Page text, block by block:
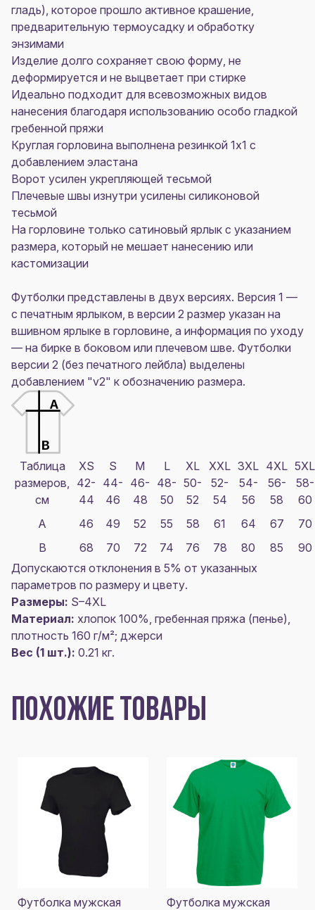
гладь), которое прошло активное крашение,
предварительную термоусадку и обработку
энзимами
Изделие долго сохраняет свою форму, не
деформируется и не выцветает при стирке
Идеально подходит для всевозможных видов
нанесения благодаря использованию особо гладкой
гребенной пряжи
Круглая горловина выполнена резинкой 1x1 с
добавлением эластана
Ворот усилен укрепляющей тесьмой
Плечевые швы изнутри усилены силиконовой
тесьмой
На горловине только сатиновый ярлык с указанием
размера, который не мешает нанесению или
кастомизации
Футболки представлены в двух версиях. Версия 1 —
с печатным ярлыком, в версии 2 размер указан на
вшивном ярлыке в горловине, а информация по уходу
— на бирке в боковом или плечевом шве. Футболки
версии 2 (без печатного лейбла) выделены
добавлением "v2" к обозначению размера.
Таблица
размеров,
см
XS
42-
44
S
44-
46
M
46-
48
L
48-
50
XL
50-
52
XXL
52-
54
3XL
54-
56
4XL
56-
58
5XL
58-
60
A
46 49 52 55 58 61 64 67
70
B
68 70 72 74 76 78 80 85
90
Допускаются отклонения в 5% от указанных
параметров по размеру и цвету.
Размеры: S–4XL
Материал: хлопок 100%, гребенная пряжа (пенье),
плотность 160 г/м²; джерси
Вес (1 шт.): 0.21 кг.
ПОХОЖИЕ ТОВАРЫ
Футболка мужская
Футболка мужская